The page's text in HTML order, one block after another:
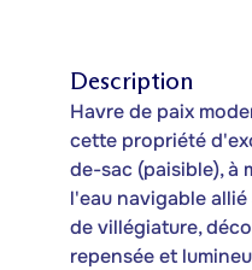
Description
Havre de paix
cette propriété
de-sac (paisible), à
l'eau navigable
de villégiature,
repensée et